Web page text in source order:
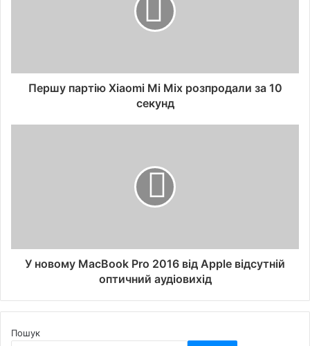
Першу партію Xiaomi Mi Mix розпродали за 10
секунд
У новому MacBook Pro 2016 від Apple відсутній
оптичний аудіовихід
Пошук